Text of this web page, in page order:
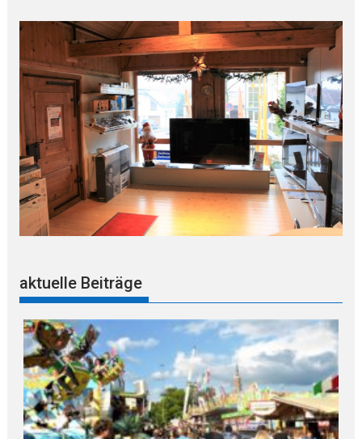
aktuelle Beiträge